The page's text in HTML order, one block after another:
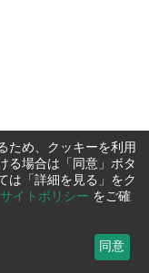
ため、クッキーを利用
る場合は「同意」ボタ
は「詳細を見る」をク
サイトポリシー をご確
同意